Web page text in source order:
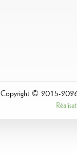
Copyright © 2015-2026